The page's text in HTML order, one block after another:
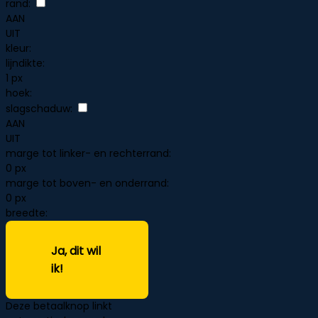
rand:
AAN
UIT
kleur:
lijndikte:
1 px
hoek:
slagschaduw:
AAN
UIT
marge tot linker- en rechterrand:
0 px
marge tot boven- en onderrand:
0 px
breedte:
Ja, dit wil
ik!
Deze betaalknop linkt